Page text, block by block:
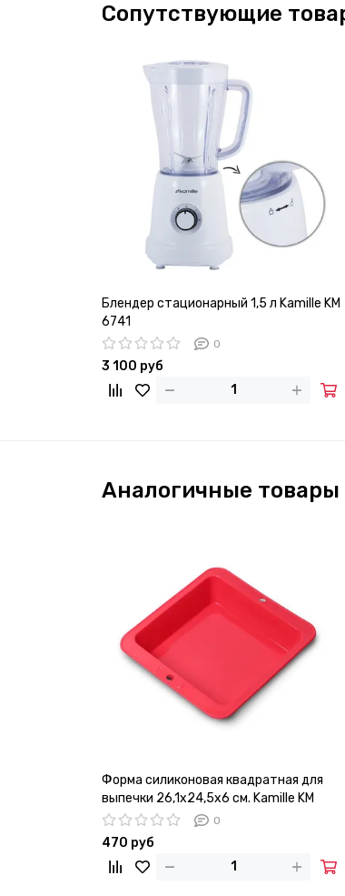
Сопутствующие
Блендер стационарный 1,5 л Kamille KM
6741
0
3 100 руб
Аналогичные товары
Форма силиконовая квадратная для
выпечки 26,1х24,5х6 см. Kamille KM
7754
0
470 руб